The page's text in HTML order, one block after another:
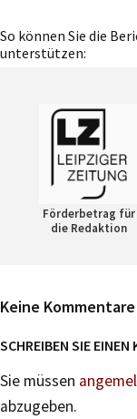
So können Sie die
unterstützen:
Förderbetrag für
die Redaktion
Keine
SCHREIBEN SIE EINEN
Sie müssen
abzugeben.